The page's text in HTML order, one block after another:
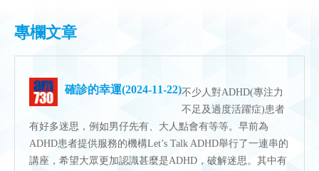
專欄文章
確診的幸運(2024-11-22)不少人對ADHD(專注力
不足及過度活躍症)患者
有好多迷思，例如男仔先有、大人點會有等等。早前為
ADHD患者提供服務的機構Let’s Talk ADHD舉行了一連串的
講座，希望大眾更加認識甚麼是ADHD，破解迷思。其中有